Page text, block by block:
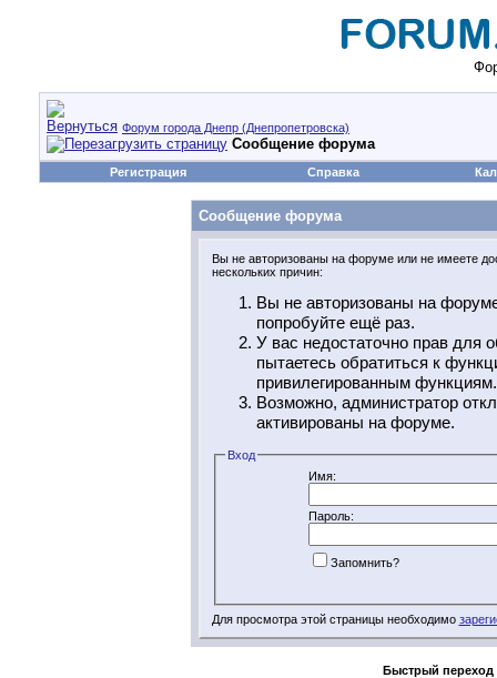
Форум города Днепр (Днепропетровска)
Сообщение форума
Регистрация Справка
Сообщение форума
Вы не авторизованы на форуме или не имеете
нескольких причин:
Вы не авторизованы на
попробуйте ещё раз.
У вас недостаточно прав для
пытаетесь обратиться к
привилегированным функциям.
Возможно, администратор
активированы на форуме.
Вход
Имя:
Пароль:
Запомнить?
Для просмотра этой страницы необходимо
Быстрый переход